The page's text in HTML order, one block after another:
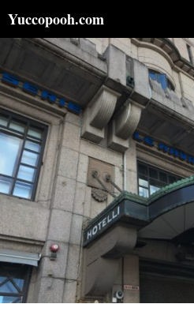
ン
ン
ツ
へ
ス
キ
ッ
プ
Yuccopooh.com
索